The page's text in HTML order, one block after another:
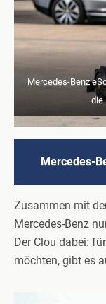
Mercedes-Benz
die
Mercedes-
Zusammen mit
Mercedes-Benz
Der Clou dabei:
möchten, gibt es